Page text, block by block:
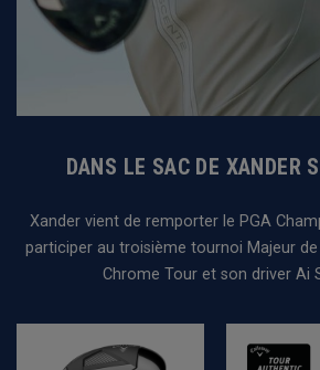
DANS LE SAC DE XANDER
Xander vient de remporter le PGA
participer au troisième tournoi Majeur
Chrome Tour et son driver Ai